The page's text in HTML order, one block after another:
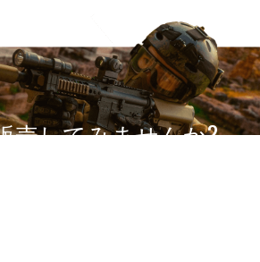
売してみませんか?